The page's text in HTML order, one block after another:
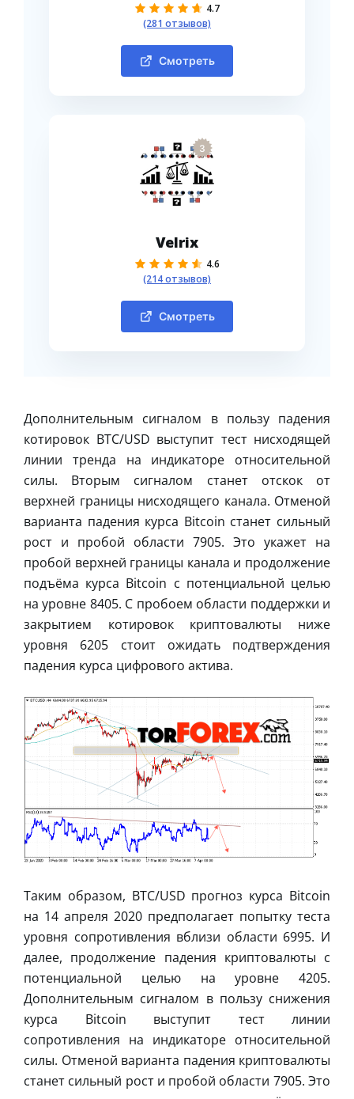
4.7
(281 отзывов)
Смотреть
3
Velrix
4.6
(214 отзывов)
Смотреть
Дополнительным сигналом в пользу падения
котировок BTC/USD выступит тест нисходящей
линии тренда на индикаторе относительной
силы. Вторым сигналом станет отскок от
верхней границы нисходящего канала. Отменой
варианта падения курса Bitcoin станет сильный
рост и пробой области 7905. Это укажет на
пробой верхней границы канала и продолжение
подъёма курса Bitcoin с потенциальной целью
на уровне 8405. С пробоем области поддержки и
закрытием котировок криптовалюты ниже
уровня 6205 стоит ожидать подтверждения
падения курса цифрового актива.
Таким образом, BTC/USD прогноз курса Bitcoin
на 14 апреля 2020 предполагает попытку теста
уровня сопротивления вблизи области 6995. И
далее, продолжение падения криптовалюты с
потенциальной целью на уровне 4205.
Дополнительным сигналом в пользу снижения
курса Bitcoin выступит тест линии
сопротивления на индикаторе относительной
силы. Отменой варианта падения криптовалюты
станет сильный рост и пробой области 7905. Это